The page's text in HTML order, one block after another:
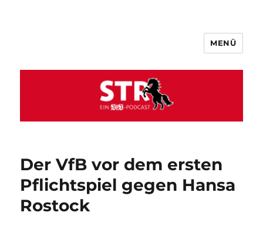
MENÜ
Der VfB vor dem ersten
Pflichtspiel gegen Hansa
Rostock